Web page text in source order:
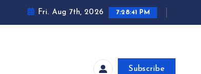
Fri. Aug 7th, 2026 7:28:41 PM
Subscribe